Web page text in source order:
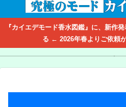
『カイエデモード香水図鑑』に、新作
る ← 2026年春よりご依頼
【ゲラン香水聖典】すべての香
【ディオール香水聖典】フレグ